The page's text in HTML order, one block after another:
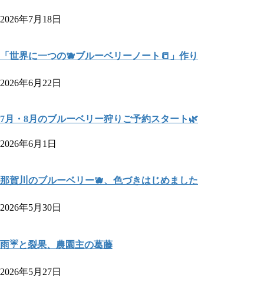
2026年7月18日
「世界に一つの🫐ブルーベリーノート📒」作り
2026年6月22日
7月・8月のブルーベリー狩りご予約スタート🌿
2026年6月1日
那賀川のブルーベリー🫐、色づきはじめました
2026年5月30日
雨☔と裂果、農園主の葛藤
2026年5月27日